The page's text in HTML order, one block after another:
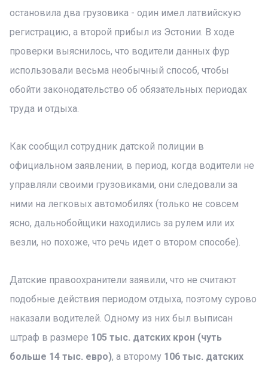
остановила два грузовика - один имел латвийскую
регистрацию, а второй прибыл из Эстонии. В ходе
проверки выяснилось, что водители данных фур
использовали весьма необычный способ, чтобы
обойти законодательство об обязательных периодах
труда и отдыха.
Как сообщил сотрудник датской полиции в
официальном заявлении, в период, когда водители не
управляли своими грузовиками, они следовали за
ними на легковых автомобилях (только не совсем
ясно, дальнобойщики находились за рулем или их
везли, но похоже, что речь идет о втором способе).
Датские правоохранители заявили, что не считают
подобные действия периодом отдыха, поэтому сурово
наказали водителей. Одному из них был выписан
штраф в размере 105 тыс. датских крон (чуть
больше 14 тыс. евро), а второму 106 тыс. датских